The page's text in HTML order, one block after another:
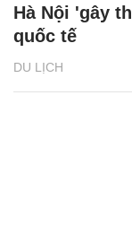
DU LỊCH
Hà Nội 'gây
quốc tế